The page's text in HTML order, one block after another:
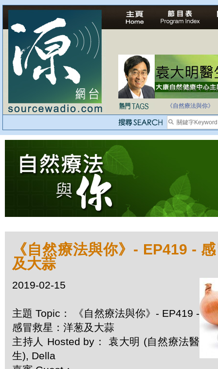
法治社會並不等同
自家教育合法化-
《自然療法與你》
《自然療法與你》- EP419 -
及大蒜
2019-02-15
主題 Topic： 《自然療法與你》- EP419 -
感冒救星：洋葱及大蒜
主持人 Hosted by： 袁大明 (自然療法醫
生), Della